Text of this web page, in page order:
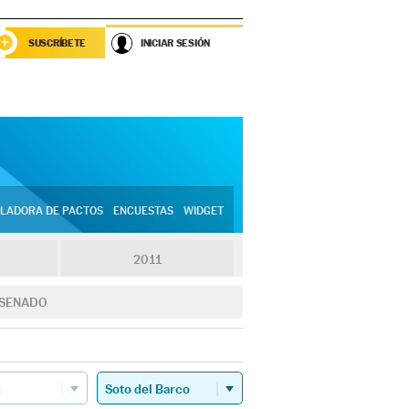
SUSCRÍBETE INICIAR SESIÓN
DE PACTOS ENCUESTAS WIDGET
2011